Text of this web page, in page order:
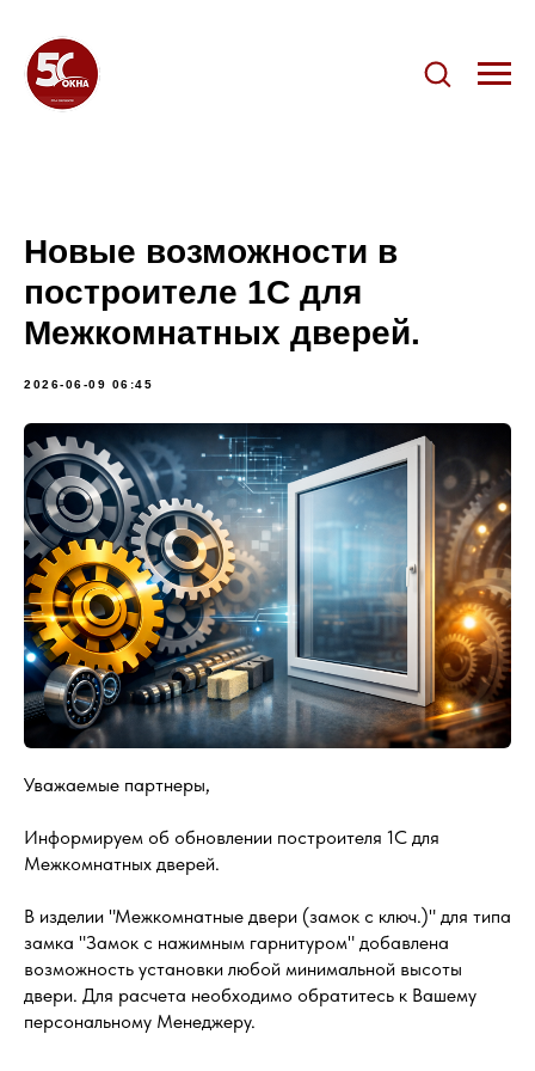
Новые возможности в
построителе 1С для
Межкомнатных дверей.
2026-06-09 06:45
Уважаемые партнеры,
Информируем об обновлении построителя 1С для
Межкомнатных дверей.
В изделии "Межкомнатные двери (замок с ключ.)" для типа
замка "Замок с нажимным гарнитуром" добавлена
возможность установки любой минимальной высоты
двери. Для расчета необходимо обратитесь к Вашему
персональному Менеджеру.